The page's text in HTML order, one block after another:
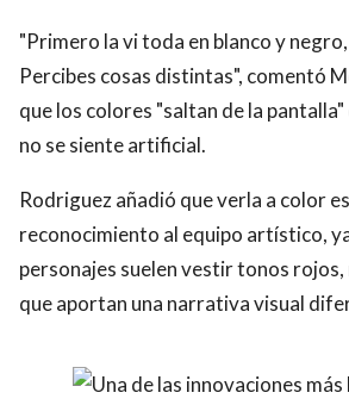
"Primero la vi toda en blanco y
Percibes cosas distintas", comentó
que los colores "saltan de la
no se siente artificial.
Rodriguez añadió que verla a color
reconocimiento al equipo artístico,
personajes suelen vestir tonos rojos,
que aportan una narrativa visual